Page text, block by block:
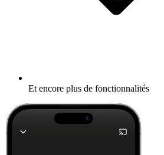
Et encore plus de fonctionnalités